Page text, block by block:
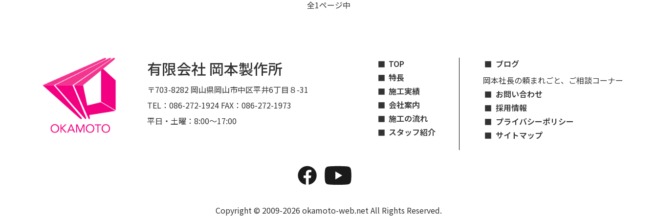
全1ページ中
有限会社 岡本製作所
〒703-8282 岡山県岡山市中区平井6丁目８-31
TEL：086-272-1924 FAX：086-272-1973
平日・土曜：8:00〜17:00
TOP
特長
施工実績
会社案内
施工の流れ
スタッフ紹介
ブログ
岡本社長の頼まれごと、ご相談コーナー
お問い合わせ
採用情報
プライバシーポリシー
サイトマップ
Copyright © 2009-2026 okamoto-web.net All Rights Reserved.